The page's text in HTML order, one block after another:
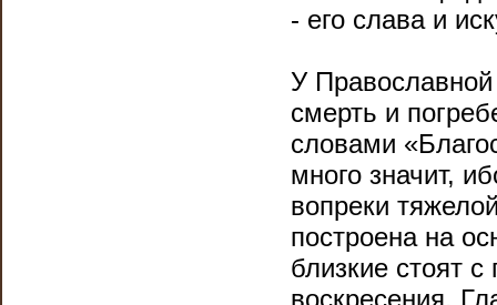
- его слава и
У
смерть и
словами
много значит,
вопреки
построена на
близкие стоят
воскресения.